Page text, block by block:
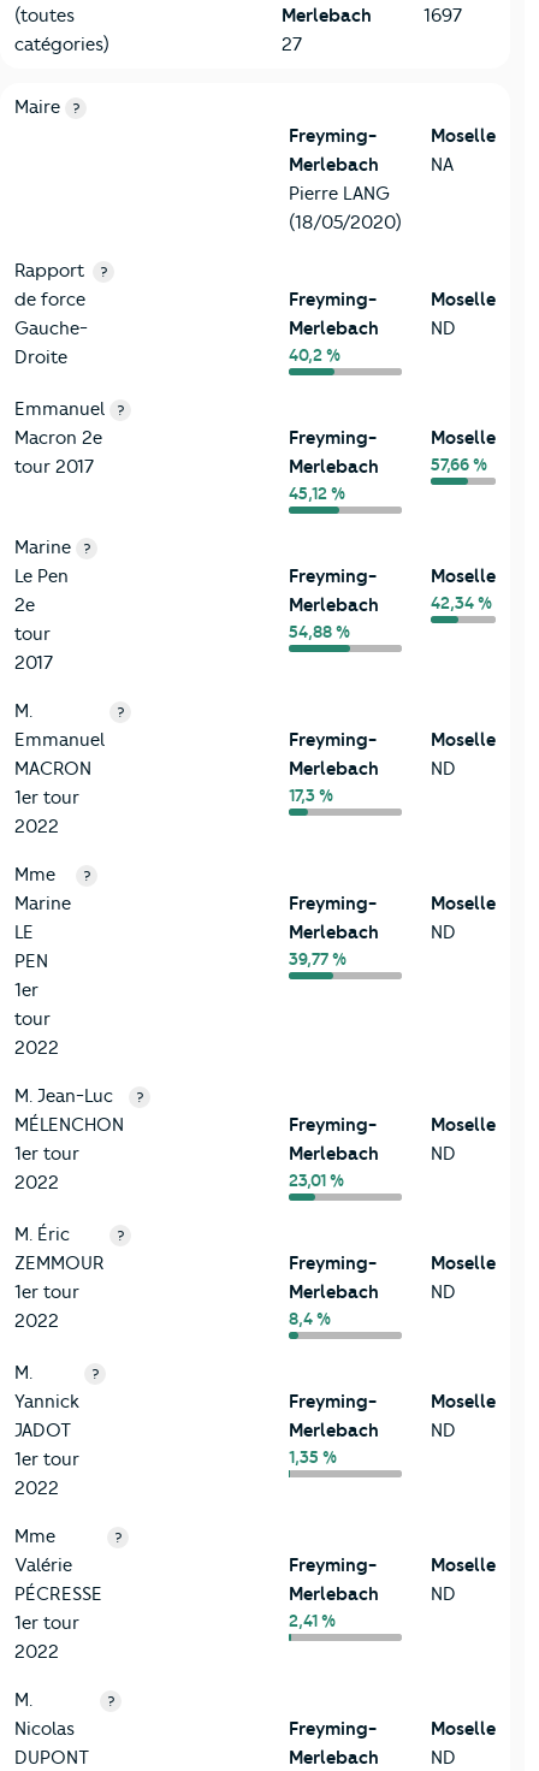
(toutes
catégories)
Merlebach
27
1697
6-Politique
Critères
Maire ?
Freyming-
Merlebach
Pierre LANG
(18/05/2020)
Moselle
NA
Rapport
de force
Gauche-
Droite
?
Freyming-
Merlebach
40,2 %
Moselle
ND
Emmanuel
Macron 2e
tour 2017
?
Freyming-
Merlebach
45,12 %
Moselle
57,66 %
Marine
Le Pen
2e
tour
2017
?
Freyming-
Merlebach
54,88 %
Moselle
42,34 %
M.
Emmanuel
MACRON
1er tour
2022
?
Freyming-
Merlebach
17,3 %
Moselle
ND
Mme
Marine
LE
PEN
1er
tour
2022
?
Freyming-
Merlebach
39,77 %
Moselle
ND
M. Jean-Luc
MÉLENCHON
1er tour
2022
?
Freyming-
Merlebach
23,01 %
Moselle
ND
M. Éric
ZEMMOUR
1er tour
2022
?
Freyming-
Merlebach
8,4 %
Moselle
ND
M.
Yannick
JADOT
1er tour
2022
?
Freyming-
Merlebach
1,35 %
Moselle
ND
Mme
Valérie
PÉCRESSE
1er tour
2022
?
Freyming-
Merlebach
2,41 %
Moselle
ND
M.
Nicolas
DUPONT
?
Freyming-
Merlebach
Moselle
ND